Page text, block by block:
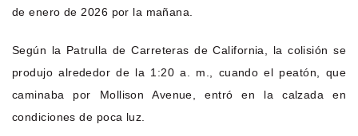
de enero de 2026 por la mañana.
Según la Patrulla de Carreteras de California, la colisión se
produjo alrededor de la 1:20 a. m., cuando el peatón, que
caminaba por Mollison Avenue, entró en la calzada en
condiciones de poca luz.